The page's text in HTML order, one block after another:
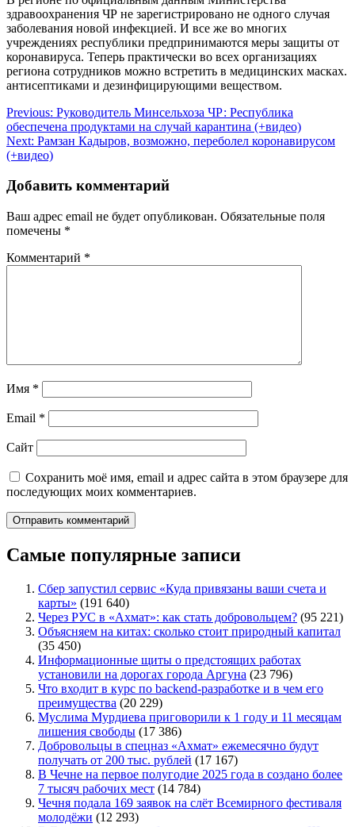
здравоохранения ЧР не зарегистрировано не одного случая
заболевания новой инфекцией. И все же во многих
учреждениях республики предпринимаются меры защиты от
коронавируса. Теперь практически во всех организациях
региона сотрудников можно встретить в медицинских масках.
антисептиками и дезинфицирующими веществом.
Навигация
по
записям
Previous: Руководитель Минсельхоза ЧР: Республика
обеспечена продуктами на случай карантина (+видео)
Next: Рамзан Кадыров, возможно, переболел коронавирусом
(+видео)
Добавить комментарий
Ваш адрес email не будет опубликован. Обязательные поля
помечены *
Комментарий *
Имя *
Email *
Сайт
Сохранить моё имя, email и адрес сайта в этом браузере для
последующих моих комментариев.
Самые популярные записи
Сбер запустил сервис «Куда привязаны ваши счета и
карты» (191 640)
Через РУС в «Ахмат»: как стать добровольцем? (95 221)
Объясняем на китах: сколько стоит природный капитал
(35 450)
Информационные щиты о предстоящих работах
установили на дорогах города Аргуна (23 796)
Что входит в курс по backend-разработке и в чем его
преимущества (20 229)
Муслима Мурдиева приговорили к 1 году и 11 месяцам
лишения свободы (17 386)
Добровольцы в спецназ «Ахмат» ежемесячно будут
получать от 200 тыс. рублей (17 167)
В Чечне на первое полугодие 2025 года в создано более
7 тысяч рабочих мест (14 784)
Чечня подала 169 заявок на слёт Всемирного фестиваля
молодёжи (12 293)